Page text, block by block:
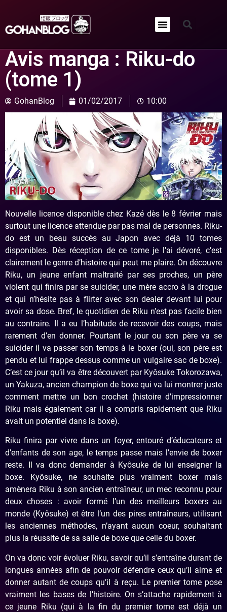
Avis manga : Riku-do
(tome 1)
GohanBlog 01/02/2017 10:00
Nouvelle licence disponible chez Kazé dès le 8 février mais
surtout une licence attendue par pas mal de personnes. Riku-
do est un beau succès au Japon avec déjà 10 tomes
disponibles. Dès réception de ce tome je l’ai dévoré, c’est
clairement le genre d’histoire qui peut me plaire. On découvre
Riku, un jeune enfant maltraité par ses proches, un père
violent qui finira par se suicider, une mère accro à la drogue
et qui n’hésite pas à flirter avec son dealer devant lui pour
avoir sa dose. Bref, le quotidien de Riku n’est pas facile bien
au contraire. Il a eu l’habitude de recevoir des coups, mais
rarement d’en donner. Pourtant le jour ou son père va se
suicider il va passer son temps à le boxer (oui, son père est
pendu et lui frappe dessus comme un vulgaire sac de boxe).
C’est ce jour qu’il va être découvert par Kyôsuke Tokorozawa,
un Yakuza, ancien champion de boxe qui va lui montrer juste
comment mettre un bon crochet (histoire d’impressionner
Riku mais également car il a compris rapidement que Riku
avait un potentiel dans la boxe).
Riku finira par vivre dans un foyer, entouré d’éducateurs et
d’enfants de son age, le temps passe mais l’envie de boxer
reste. Il va donc demander à Kyôsuke de lui enseigner la
boxe. Kyôsuke, ne souhaite plus vraiment boxer mais
amènera Riku à son ancien entraîneur, un mec reconnu pour
deux choses : avoir formé l’un des meilleurs boxers au
monde (Kyôsuke) et être l’un des pires entraîneurs, utilisant
les anciennes méthodes, n’ayant aucun coeur, souhaitant
plus la réussite de sa salle de boxe que celle du boxer.
On va donc voir évoluer Riku, savoir qu’il s’entraîne durant de
longues années afin de pouvoir défendre ceux qu’il aime et
donner autant de coups qu’il à reçu. Le premier tome pose
vraiment les bases de l’histoire. On s’attache rapidement à
ce jeune Riku (qui à la fin du premier tome est déjà un